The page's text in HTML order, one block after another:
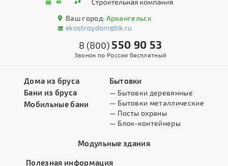
Ваш город: Архангельск
ekostroydom@bk.ru
8 (800) 550 90 53
Звонок по России бесплатный
Дома из бруса
Бани из бруса
Мобильные бани
Бытовки
— Бытовки деревянные
— Бытовки металлические
— Посты охраны
— Блок-контейнеры
Модульные здания
Полезная информация